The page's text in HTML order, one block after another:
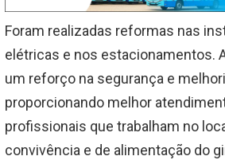
Foram realizadas reformas nas
elétricas e nos estacionamentos.
um reforço na segurança e
proporcionando melhor
profissionais que trabalham no
convivência e de alimentação do